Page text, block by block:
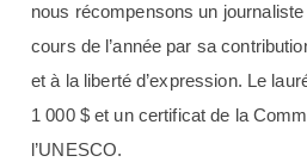
nous récompensons un journaliste
cours de l’année par sa
et à la liberté d’expression. Le
1 000 $ et un certificat de la
l’UNESCO.